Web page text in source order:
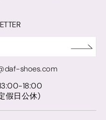
shoes.com
18:00
假日公休)